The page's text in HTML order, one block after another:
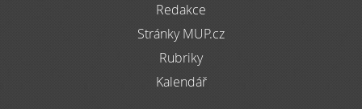
Redakce
Stránky MUP.cz
Rubriky
Kalendář